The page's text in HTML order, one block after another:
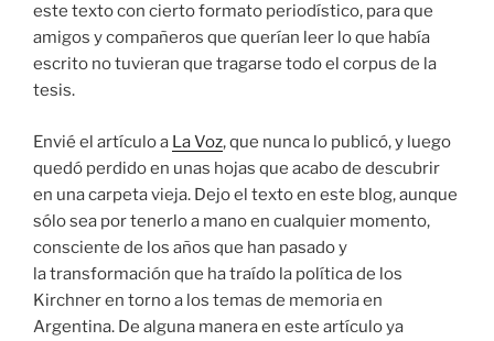
este texto con cierto formato periodístico, para que
amigos y compañeros que querían leer lo que había
escrito no tuvieran que tragarse todo el corpus de la
tesis.
Envié el artículo a La Voz, que nunca lo publicó, y luego
quedó perdido en unas hojas que acabo de descubrir
en una carpeta vieja. Dejo el texto en este blog, aunque
sólo sea por tenerlo a mano en cualquier momento,
consciente de los años que han pasado y
la transformación que ha traído la política de los
Kirchner en torno a los temas de memoria en
Argentina. De alguna manera en este artículo ya